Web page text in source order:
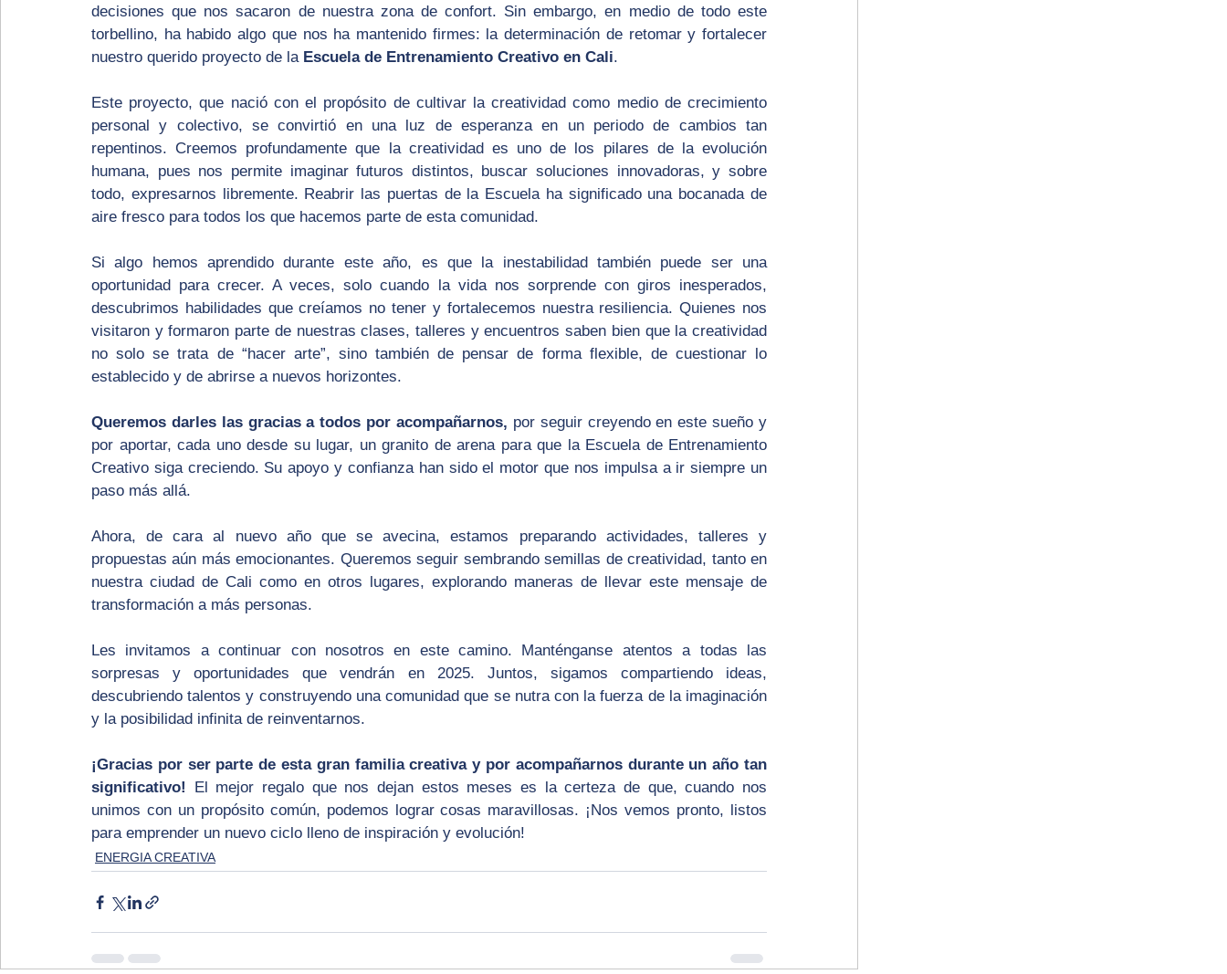
decisiones que nos sacaron de nuestra zona de confort. Sin embargo, en medio de todo este
torbellino, ha habido algo que nos ha mantenido firmes: la determinación de retomar y fortalecer
nuestro querido proyecto de la Escuela de Entrenamiento Creativo en Cali.
Este proyecto, que nació con el propósito de cultivar la creatividad como medio de crecimiento
personal y colectivo, se convirtió en una luz de esperanza en un periodo de cambios tan
repentinos. Creemos profundamente que la creatividad es uno de los pilares de la evolución
humana, pues nos permite imaginar futuros distintos, buscar soluciones innovadoras, y sobre
todo, expresarnos libremente. Reabrir las puertas de la Escuela ha significado una bocanada de
aire fresco para todos los que hacemos parte de esta comunidad.
Si algo hemos aprendido durante este año, es que la inestabilidad también puede ser una
oportunidad para crecer. A veces, solo cuando la vida nos sorprende con giros inesperados,
descubrimos habilidades que creíamos no tener y fortalecemos nuestra resiliencia. Quienes nos
visitaron y formaron parte de nuestras clases, talleres y encuentros saben bien que la creatividad
no solo se trata de “hacer arte”, sino también de pensar de forma flexible, de cuestionar lo
establecido y de abrirse a nuevos horizontes.
Queremos darles las gracias a todos por acompañarnos, por seguir creyendo en este sueño y
por aportar, cada uno desde su lugar, un granito de arena para que la Escuela de Entrenamiento
Creativo siga creciendo. Su apoyo y confianza han sido el motor que nos impulsa a ir siempre un
paso más allá.
Ahora, de cara al nuevo año que se avecina, estamos preparando actividades, talleres y
propuestas aún más emocionantes. Queremos seguir sembrando semillas de creatividad, tanto en
nuestra ciudad de Cali como en otros lugares, explorando maneras de llevar este mensaje de
transformación a más personas.
Les invitamos a continuar con nosotros en este camino. Manténganse atentos a todas las
sorpresas y oportunidades que vendrán en 2025. Juntos, sigamos compartiendo ideas,
descubriendo talentos y construyendo una comunidad que se nutra con la fuerza de la imaginación
y la posibilidad infinita de reinventarnos.
¡Gracias por ser parte de esta gran familia creativa y por acompañarnos durante un año tan
significativo!
El mejor regalo que nos dejan estos meses es la certeza de que, cuando nos
unimos con un propósito común, podemos lograr cosas maravillosas. ¡Nos vemos pronto, listos
para emprender un nuevo ciclo lleno de inspiración y evolución!
ENERGIA CREATIVA